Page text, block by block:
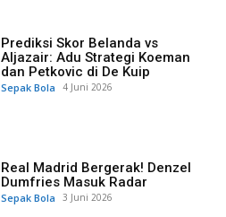
Prediksi Skor Belanda vs
Aljazair: Adu Strategi Koeman
dan Petkovic di De Kuip
Sepak Bola 4 Juni 2026
Real Madrid Bergerak! Denzel
Dumfries Masuk Radar
Sepak Bola 3 Juni 2026